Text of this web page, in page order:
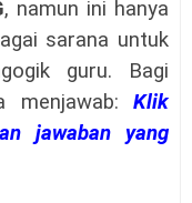
, namun ini hanya
sarana untuk
guru.
Bagi
menjawab:Klik
jawaban yang